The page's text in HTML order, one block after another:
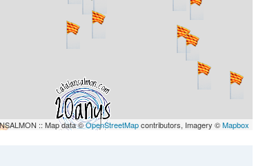
:: Map data ©OpenStreetMapcontributors, Imagery ©Mapbox